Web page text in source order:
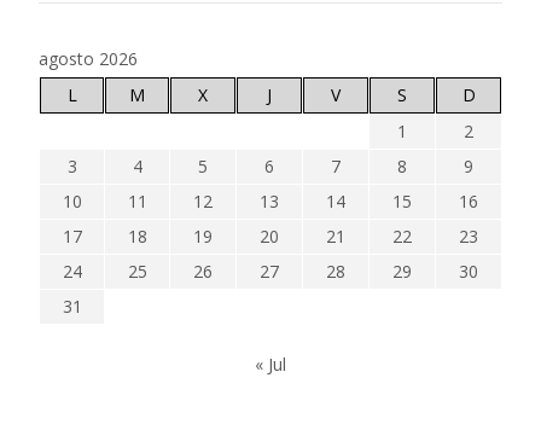
agosto 2026
L
M X J V S
D
1
2
3
4 5 6 7 8
9
10
11 12 13 14 15
16
17
18 19 20 21 22
23
24
25 26 27 28 29
30
31
« Jul